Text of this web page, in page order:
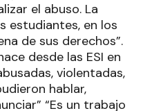
el abuso. La
estudiantes, en los
de sus derechos”.
desde las ESI en
violentadas,
hablar,
“Es un trabajo